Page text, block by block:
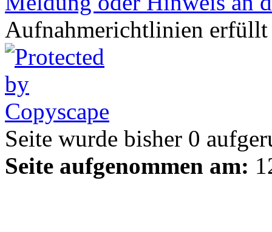
Aufnahmerichtlinien erfüllt
Seite wurde bisher 0
Seite aufgenommen am: